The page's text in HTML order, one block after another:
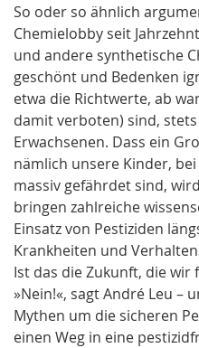
So oder so ähnlich
Chemielobby seit
und andere synthetische
geschönt und Bedenken
etwa die Richtwerte, ab
damit verboten) sind,
Erwachsenen. Dass ein
nämlich unsere Kinder,
massiv gefährdet sind,
bringen zahlreiche
Einsatz von Pestiziden
Krankheiten und
Ist das die Zukunft, die
»Nein!«, sagt André Leu –
Mythen um die sicheren
einen Weg in eine